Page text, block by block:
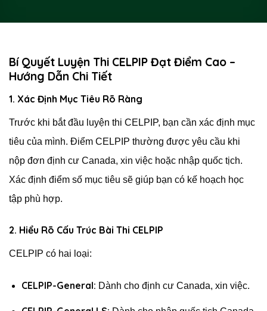
Bí Quyết Luyện Thi CELPIP Đạt Điểm Cao –
Hướng Dẫn Chi Tiết
1. Xác Định Mục Tiêu Rõ Ràng
Trước khi bắt đầu luyện thi CELPIP, bạn cần xác định mục
tiêu của mình. Điểm CELPIP thường được yêu cầu khi
nộp đơn định cư Canada, xin việc hoặc nhập quốc tịch.
Xác định điểm số mục tiêu sẽ giúp bạn có kế hoạch học
tập phù hợp.
2. Hiểu Rõ Cấu Trúc Bài Thi CELPIP
CELPIP có hai loại:
CELPIP-General: Dành cho định cư Canada, xin việc.